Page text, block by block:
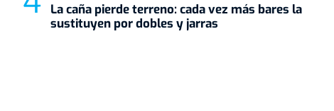
La caña pierde terreno: cada vez más bares la
sustituyen por dobles y jarras